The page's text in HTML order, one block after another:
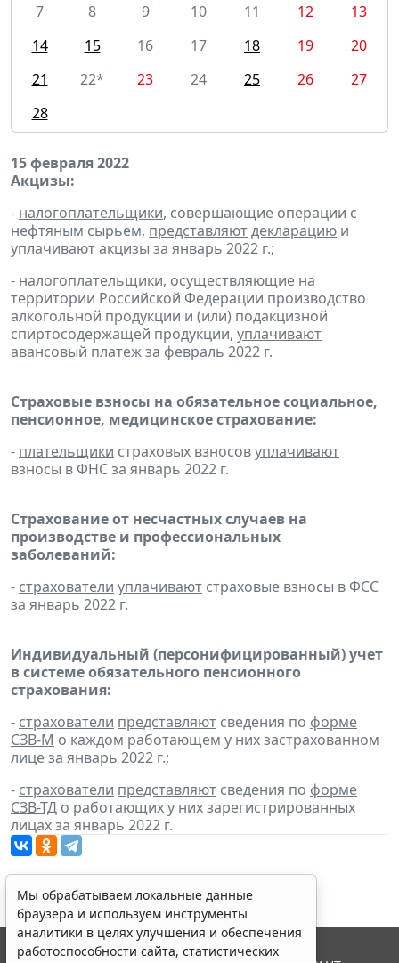
7
8 9 10 11 12
13
14
15 16 17 18 19
20
21
22* 23 24 25 26
27
28
15 февраля 2022
Акцизы:
- налогоплательщики, совершающие операции с
нефтяным сырьем, представляютдекларацию и
уплачиваютакцизы за январь 2022 г.;
- налогоплательщики, осуществляющие на
территории Российской Федерации производство
алкогольной продукции и (или) подакцизной
спиртосодержащей продукции, уплачивают
авансовый платеж за февраль 2022 г.
Страховые взносы на обязательное социальное,
пенсионное, медицинское страхование:
- плательщики страховых взносовуплачивают
взносы в ФНС за январь 2022 г.
Страхование от несчастных случаев на
производстве и профессиональных
заболеваний:
- страхователи уплачивают страховые взносы в ФСС
за январь 2022 г.
Индивидуальный (персонифицированный) учет
в системе обязательного пенсионного
страхования:
- страхователи представляют сведения по форме
СЗВ-М о каждом работающем у них застрахованном
лице за январь 2022 г.;
- страхователи представляют сведения по форме
СЗВ-ТД о работающих у них зарегистрированных
лицах за январь 2022 г.
Мы обрабатываем локальные данные
браузера и используем инструменты
аналитики в целях улучшения и обеспечения
работоспособности сайта, статистических